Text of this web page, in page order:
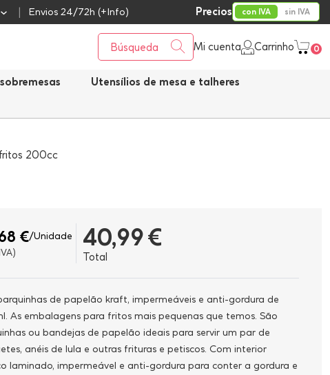
Precios con IVA sin IVA
Envios 24/72h (+Info)
Mi cuenta Carrinho 0
Utensílios de mesa e talheres
200cc
€/Unidade 40,99 €
Total
de papelão kraft, impermeáveis e anti-gordura de
As embalagens para fritos mais pequenas que temos. São
ou bandejas de papelão ideais para servir um par de
anéis de lula e outras frituras e petiscos. Com interior
laminado, impermeável e anti-gordura para conter a gordura e